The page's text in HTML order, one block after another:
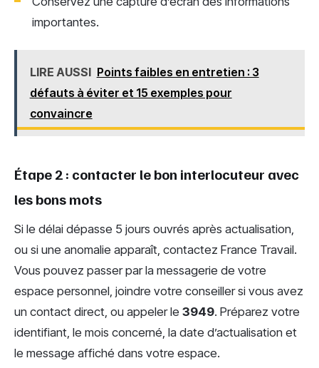
importantes.
LIRE AUSSI Points faibles en entretien : 3
défauts à éviter et 15 exemples pour
convaincre
Étape 2 : contacter le bon interlocuteur avec
les bons mots
Si le délai dépasse 5 jours ouvrés après actualisation,
ou si une anomalie apparaît, contactez France Travail.
Vous pouvez passer par la messagerie de votre
espace personnel, joindre votre conseiller si vous avez
un contact direct, ou appeler le 3949. Préparez votre
identifiant, le mois concerné, la date d’actualisation et
le message affiché dans votre espace.